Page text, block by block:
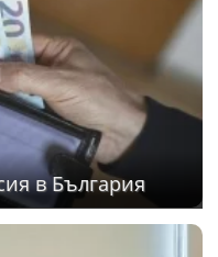
в България